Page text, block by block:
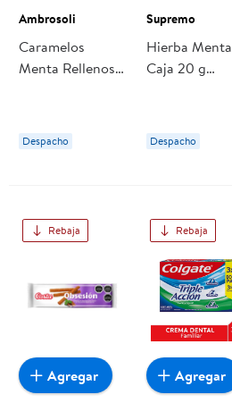
Ambrosoli
Caramelos
Menta Rellenos
Despacho
Supremo
Hierba Menta
Caja 20 g
Despacho
Rebaja
Agregar
Rebaja
Agregar